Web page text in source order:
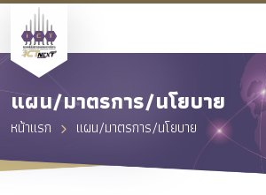
แผน/มาตรการ/นโยบาย
หน้าแรก แผน/มาตรการ/นโยบาย